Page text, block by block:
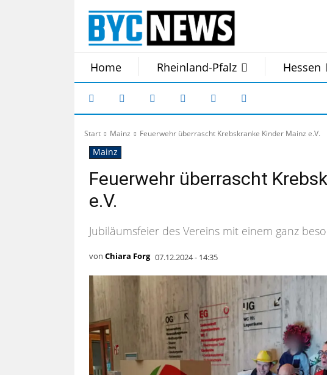
Home Rheinland-Pfalz Hessen
Start Mainz Feuerwehr überrascht Krebskranke Kinder Mainz e.V.
Mainz
Feuerwehr überrascht
e.V.
Jubiläumsfeier des Vereins mit einem ganz
von Chiara Forg 07.12.2024 - 14:35